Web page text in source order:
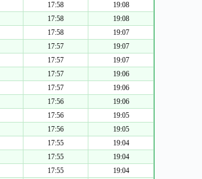
17:58
19:08
17:58
19:08
17:58
19:07
17:57
19:07
17:57
19:07
17:57
19:06
17:57
19:06
17:56
19:06
17:56
19:05
17:56
19:05
17:55
19:04
17:55
19:04
17:55
19:04